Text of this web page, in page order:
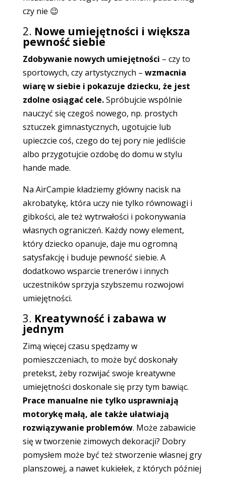
czy nie 😉
2. Nowe umiejętności i większa
pewność siebie
Zdobywanie nowych umiejętności – czy to
sportowych, czy artystycznych – wzmacnia
wiarę w siebie i pokazuje dziecku, że jest
zdolne osiągać cele.Spróbujcie wspólnie
nauczyć się czegoś nowego, np. prostych
sztuczek gimnastycznych, ugotujcie lub
upieczcie coś, czego do tej pory nie jedliście
albo przygotujcie ozdobę do domu w stylu
hande made.
Na AirCampie kładziemy główny nacisk na
akrobatykę, która uczy nie tylko równowagi i
gibkości, ale też wytrwałości i pokonywania
własnych ograniczeń. Każdy nowy element,
który dziecko opanuje, daje mu ogromną
satysfakcję i buduje pewność siebie. A
dodatkowo wsparcie trenerów i innych
uczestników sprzyja szybszemu rozwojowi
umiejętności.
3. Kreatywność i zabawa w
jednym
Zimą więcej czasu spędzamy w
pomieszczeniach, to może być doskonały
pretekst, żeby rozwijać swoje kreatywne
umiejętności doskonale się przy tym bawiąc.
Prace manualne nie tylko usprawniają
motorykę małą, ale także ułatwiają
rozwiązywanie problemów. Może zabawicie
się w tworzenie zimowych dekoracji? Dobry
pomysłem może być też stworzenie własnej gry
planszowej, a nawet kukiełek, z których później